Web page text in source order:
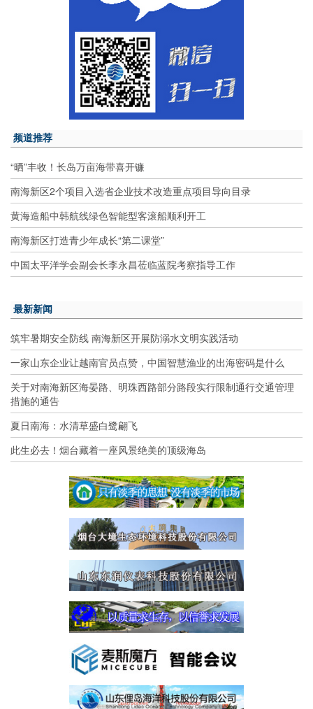
频道推荐
“晒”丰收！长岛万亩海带喜开镰
南海新区2个项目入选省企业技术改造重点项目导向目录
黄海造船中韩航线绿色智能型客滚船顺利开工
南海新区打造青少年成长“第二课堂”
中国太平洋学会副会长李永昌莅临蓝院考察指导工作
最新新闻
筑牢暑期安全防线 南海新区开展防溺水文明实践活动
一家山东企业让越南官员点赞，中国智慧渔业的出海密码是什么
关于对南海新区海晏路、明珠西路部分路段实行限制通行交通管理
措施的通告
夏日南海：水清草盛白鹭翩飞
此生必去！烟台藏着一座风景绝美的顶级海岛